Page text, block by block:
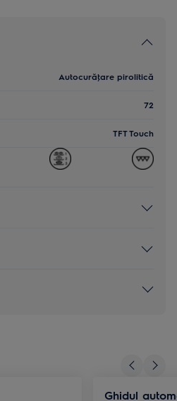
Autocurăţare pirolitică
72
TFT Touch
Ghidul